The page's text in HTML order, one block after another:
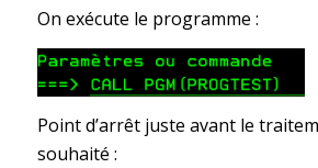
On exécute le programme :
Point d’arrêt juste avant le
souhaité :